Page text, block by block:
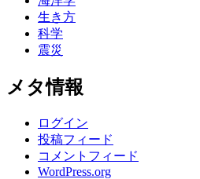
生き方
科学
震災
メタ情報
ログイン
投稿フィード
コメントフィード
WordPress.org